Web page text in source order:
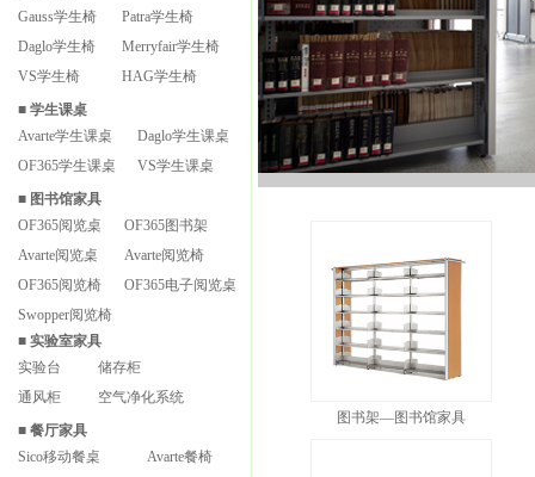
Gauss学生椅
Patra学生椅
Daglo学生椅
Merryfair学生椅
VS学生椅
HAG学生椅
■ 学生课桌
Avarte学生课桌
Daglo学生课桌
OF365学生课桌
VS学生课桌
■ 图书馆家具
OF365阅览桌
OF365图书架
Avarte阅览桌
Avarte阅览椅
OF365阅览椅
OF365电子阅览桌
Swopper阅览椅
■ 实验室家具
实验台
储存柜
通风柜
空气净化系统
■ 餐厅家具
Sico移动餐桌
Avarte餐椅
图书架—图书馆家具